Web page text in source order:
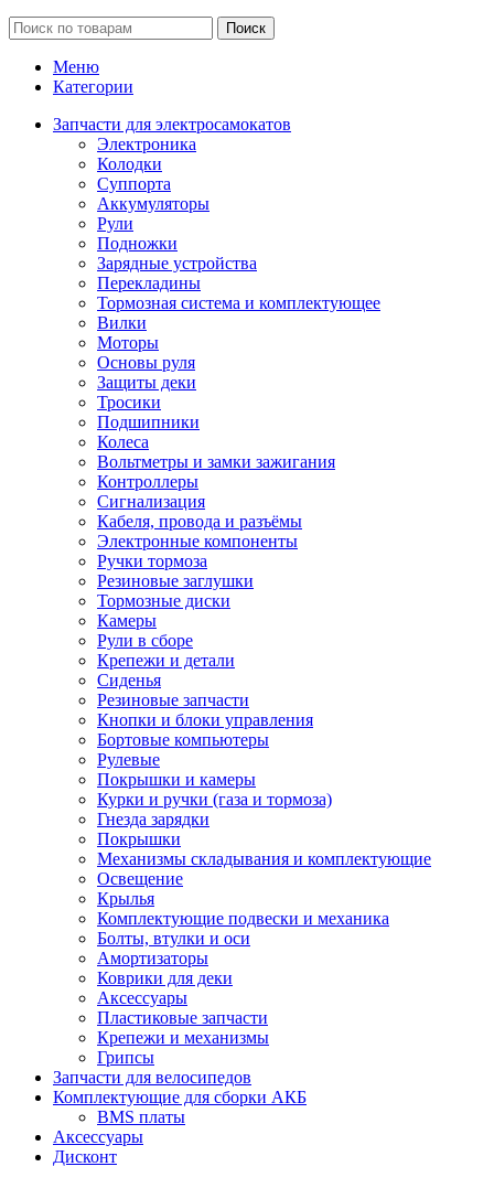
Поиск
Меню
Категории
Запчасти для электросамокатов
Электроника
Колодки
Суппорта
Аккумуляторы
Рули
Подножки
Зарядные устройства
Перекладины
Тормозная система и комплектующее
Вилки
Моторы
Основы руля
Защиты деки
Тросики
Подшипники
Колеса
Вольтметры и замки зажигания
Контроллеры
Сигнализация
Кабеля, провода и разъёмы
Электронные компоненты
Ручки тормоза
Резиновые заглушки
Тормозные диски
Камеры
Рули в сборе
Крепежи и детали
Сиденья
Резиновые запчасти
Кнопки и блоки управления
Бортовые компьютеры
Рулевые
Покрышки и камеры
Курки и ручки (газа и тормоза)
Гнезда зарядки
Покрышки
Механизмы складывания и комплектующие
Освещение
Крылья
Комплектующие подвески и механика
Болты, втулки и оси
Амортизаторы
Коврики для деки
Аксессуары
Пластиковые запчасти
Крепежи и механизмы
Грипсы
Запчасти для велосипедов
Комплектующие для сборки АКБ
BMS платы
Аксессуары
Дисконт